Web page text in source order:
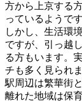
方から上京する
っているようです
しかし、生活環
ですが、引っ越
る方もいます。
チも多く見られま
駅周辺は繁華街
離れた地域は保